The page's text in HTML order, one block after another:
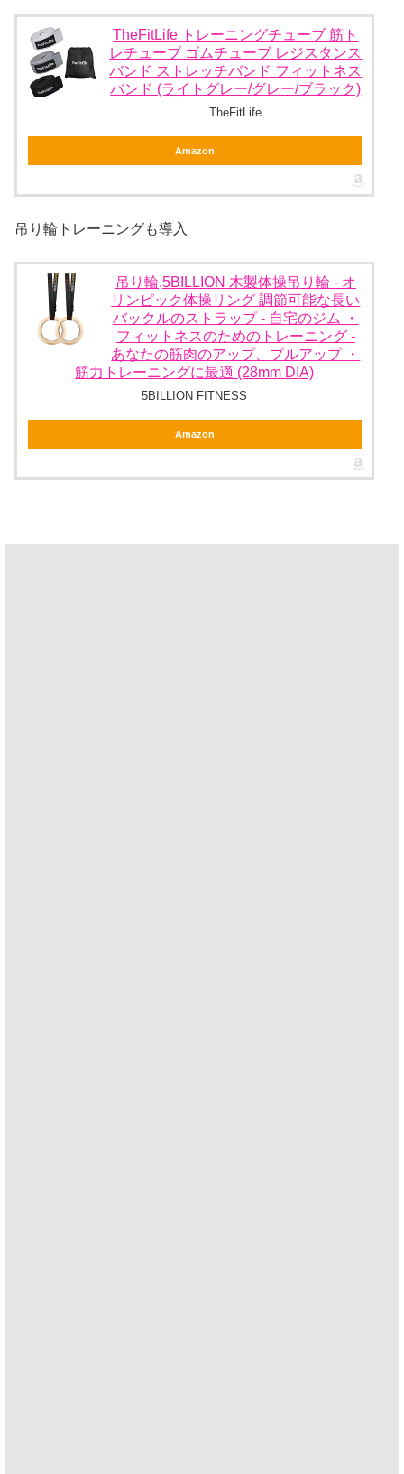
TheFitLife トレーニングチューブ 筋ト
レチューブ ゴムチューブ レジスタンス
バンド ストレッチバンド フィットネス
バンド (ライトグレー/グレー/ブラック)
TheFitLife
Amazon
吊り輪トレーニングも導入
吊り輪,5BILLION 木製体操吊り輪 - オ
リンピック体操リング 調節可能な長い
バックルのストラップ - 自宅のジム ・
フィットネスのためのトレーニング -
あなたの筋肉のアップ、プルアップ ・
筋力トレーニングに最適 (28mm DIA)
5BILLION FITNESS
Amazon